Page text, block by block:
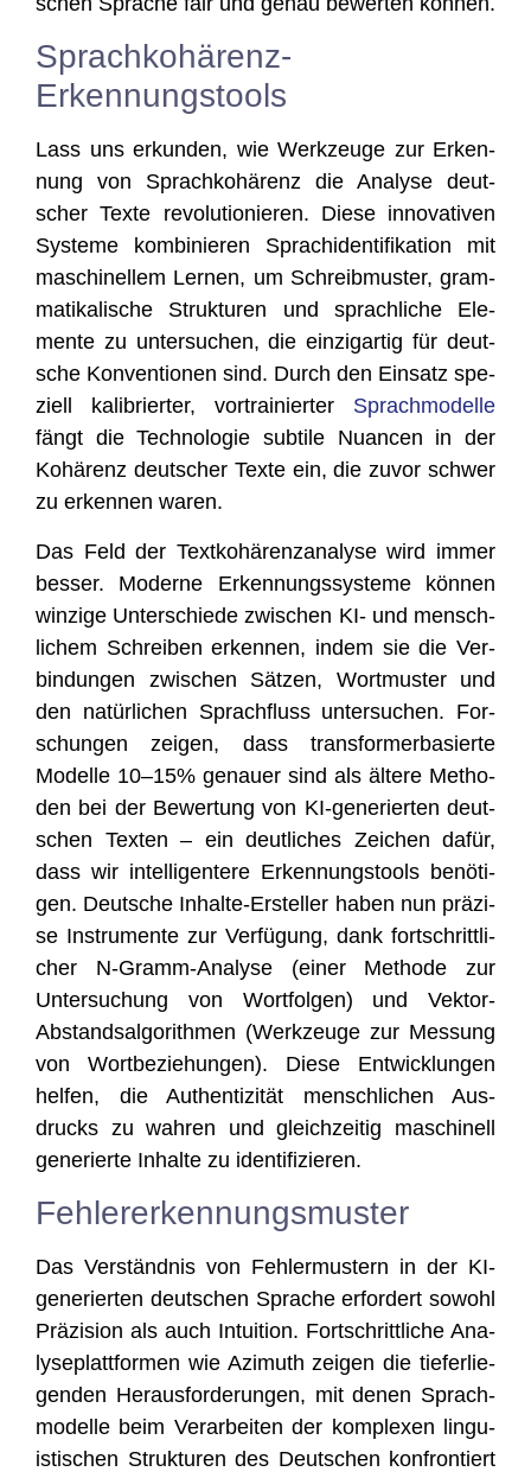
Sprachkohärenz-
Erkennungstools
Lass uns erkun­den, wie Werk­zeu­ge zur Erken­
nung von Sprach­ko­hä­renz die Ana­ly­se deut­
scher Tex­te revo­lu­tio­nie­ren. Die­se inno­va­ti­ven
Sys­te­me kom­bi­nie­ren Sprach­iden­ti­fi­ka­ti­on mit
maschi­nel­lem Ler­nen, um Schreib­mus­ter, gram­
ma­ti­ka­li­sche Struk­tu­ren und sprach­li­che Ele­
men­te zu unter­su­chen, die ein­zig­ar­tig für deut­
sche Kon­ven­tio­nen sind. Durch den Ein­satz spe­
zi­ell kali­brier­ter, vor­trai­nier­ter Sprach­mo­del­le
fängt die Tech­no­lo­gie sub­ti­le Nuan­cen in der
Kohä­renz deut­scher Tex­te ein, die zuvor schwer
zu erken­nen waren.
Das Feld der Text­ko­hä­renz­ana­ly­se wird immer
bes­ser. Moder­ne Erken­nungs­sys­te­me kön­nen
win­zi­ge Unter­schie­de zwi­schen KI- und mensch­
li­chem Schrei­ben erken­nen, indem sie die Ver­
bin­dun­gen zwi­schen Sät­zen, Wort­mus­ter und
den natür­li­chen Sprach­fluss unter­su­chen. For­
schun­gen zei­gen, dass trans­form­er­ba­sier­te
Model­le 10–15% genau­er sind als älte­re Metho­
den bei der Bewer­tung von KI-gene­rier­ten deut­
schen Tex­ten – ein deut­li­ches Zei­chen dafür,
dass wir intel­li­gen­te­re Erken­nungs­tools benö­ti­
gen. Deut­sche Inhal­te-Erstel­ler haben nun prä­zi­
se Instru­men­te zur Ver­fü­gung, dank fort­schritt­li­
cher N‑Gramm-Ana­ly­se (einer Metho­de zur
Unter­su­chung von Wort­fol­gen) und Vek­tor-
Abstands­al­go­rith­men (Werk­zeu­ge zur Mes­sung
von Wort­be­zie­hun­gen). Die­se Ent­wick­lun­gen
hel­fen, die Authen­ti­zi­tät mensch­li­chen Aus­
drucks zu wah­ren und gleich­zei­tig maschi­nell
gene­rier­te Inhal­te zu identifizieren.
Fehlererkennungsmuster
Das Ver­ständ­nis von Feh­ler­mus­tern in der KI-
gene­rier­ten deut­schen Spra­che erfor­dert sowohl
Prä­zi­si­on als auch Intui­ti­on. Fort­schritt­li­che Ana­
ly­se­platt­for­men wie Azi­muth zei­gen die tie­fer­lie­
gen­den Her­aus­for­de­run­gen, mit denen Sprach­
mo­del­le beim Ver­ar­bei­ten der kom­ple­xen lin­gu­
is­ti­schen Struk­tu­ren des Deut­schen kon­fron­tiert